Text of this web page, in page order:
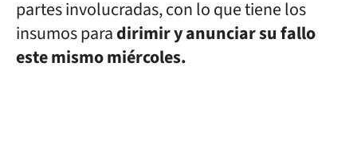
partes involucradas, con lo que tiene los
insumos paradirimir y anunciar su fallo
este mismo miércoles.